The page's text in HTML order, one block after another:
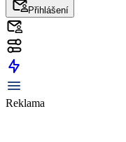
Přihlášení
Reklama